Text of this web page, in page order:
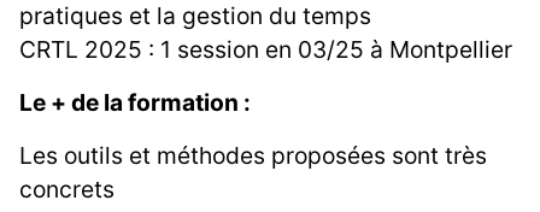
pratiques et la gestion du temps
CRTL 2025 : 1 session en 03/25 à Montpellier
Le + de la formation :
Les outils et méthodes proposées sont très
concrets